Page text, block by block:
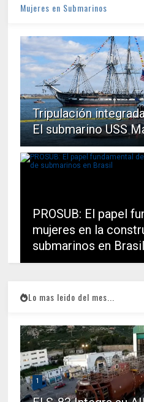
Mujeres en Submarinos
Tripulación
El submarino USS
PROSUB: El papel
mujeres en la
submarinos en Brasil
Lo mas leido del mes...
1